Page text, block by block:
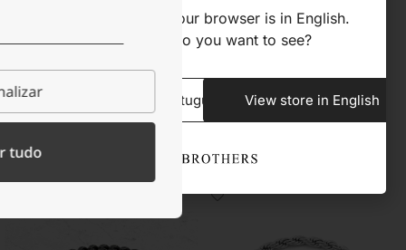
Descrição
-25%
tudo
We noticed that your browser is in English.
What store do you want to see?
View store in Portuguese View store in English